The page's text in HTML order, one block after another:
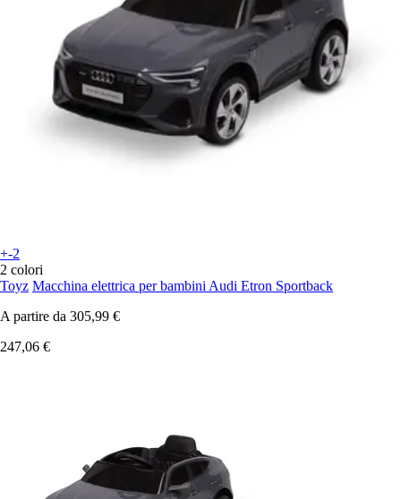
+-2
2 colori
Toyz Macchina elettrica per bambini Audi Etron Sportback
A partire da 305,99 €
247,06 €